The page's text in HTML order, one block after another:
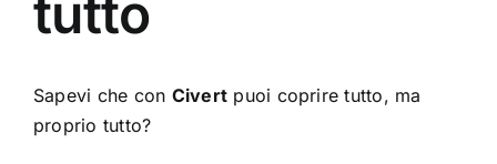
tutto
Sapevi che con Civert puoi coprire tutto, ma
proprio tutto?